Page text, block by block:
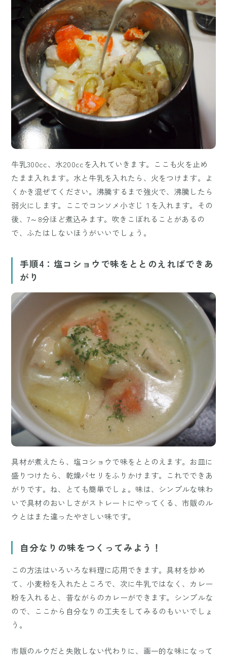
牛乳300cc、水200ccを入れていきます。ここも火を止め
たまま入れます。水と牛乳を入れたら、火をつけます。よ
くかき混ぜてください。沸騰するまで強火で、沸騰したら
弱火にします。ここでコンソメ小さじ１を入れます。その
後、7～8分ほど煮込みます。吹きこぼれることがあるの
で、ふたはしないほうがいいでしょう。
手順4：塩コショウで味をととのえればできあ
がり
具材が煮えたら、塩コショウで味をととのえます。お皿に
盛りつけたら、乾燥パセリをふりかけます。これでできあ
がりです。ね、とても簡単でしょ。味は、シンプルな味わ
いで具材のおいしさがストレートにやってくる、市販のル
ウとはまた違ったやさしい味です。
自分なりの味をつくってみよう！
この方法はいろいろな料理に応用できます。具材を炒め
て、小麦粉を入れたところで、次に牛乳ではなく、カレー
粉を入れると、昔ながらのカレーができます。シンプルな
ので、ここから自分なりの工夫をしてみるのもいいでしょ
う。
市販のルウだと失敗しない代わりに、画一的な味になって